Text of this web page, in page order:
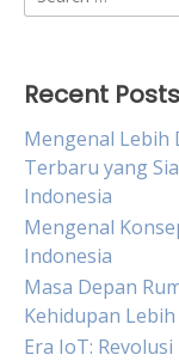
for:
Recent Posts
Mengenal Lebih
Terbaru yang
Indonesia
Mengenal
Indonesia
Masa Depan
Kehidupan
Era IoT: